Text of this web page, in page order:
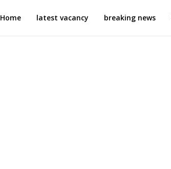
Home latest vacancy breaking news